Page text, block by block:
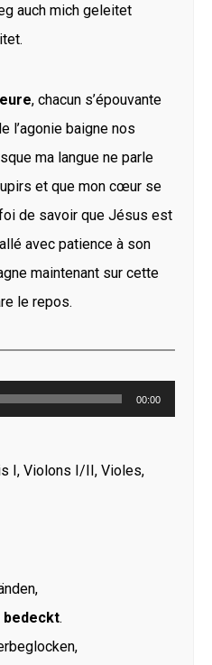
auch mich geleitet
, chacun s’épouvante
l’agonie baigne nos
ma langue ne parle
et que mon cœur se
de savoir que Jésus est
avec patience à son
maintenant sur cette
le repos.
00:00
I, Violons I/II, Violes,
bedeckt.